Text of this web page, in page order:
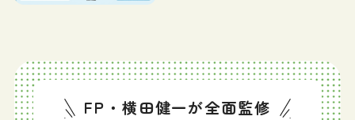
FP・横田健一が全面監修